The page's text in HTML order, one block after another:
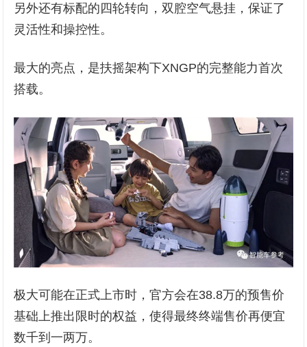
另外还有标配的四轮转向，双腔空气悬挂，保证了
灵活性和操控性。
最大的亮点，是扶摇架构下XNGP的完整能力首次
搭载。
极大可能在正式上市时，官方会在38.8万的预售价
基础上推出限时的权益，使得最终终端售价再便宜
数千到一两万。